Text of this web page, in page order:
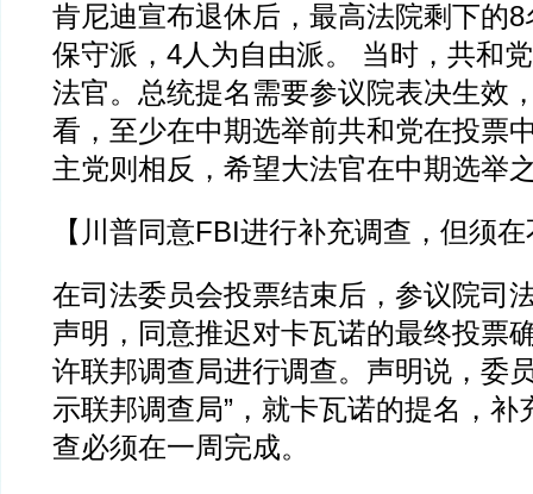
肯尼迪宣布退休后，最高法院剩下的
保守派，4人为自由派。 当时，共和
法官。总统提名需要参议院表决生效
看，至少在中期选举前共和党在投票
主党则相反，希望大法官在中期选举
【川普同意FBI进行补充调查，但须
在司法委员会投票结束后，参议院司
声明，同意推迟对卡瓦诺的最终投票
许联邦调查局进行调查。声明说，委
示联邦调查局”，就卡瓦诺的提名，补
查必须在一周完成。